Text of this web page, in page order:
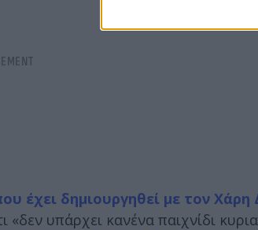
έχει δημιουργηθεί με τον Χάρη
«δεν υπάρχει κανένα παιχνίδι